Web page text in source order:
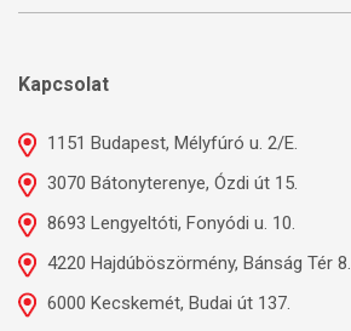
Kapcsolat
1151 Budapest, Mélyfúró u. 2/E.
3070 Bátonyterenye, Ózdi út 15.
8693 Lengyeltóti, Fonyódi u. 10.
4220 Hajdúböszörmény, Bánság Tér 8.
6000 Kecskemét, Budai út 137.